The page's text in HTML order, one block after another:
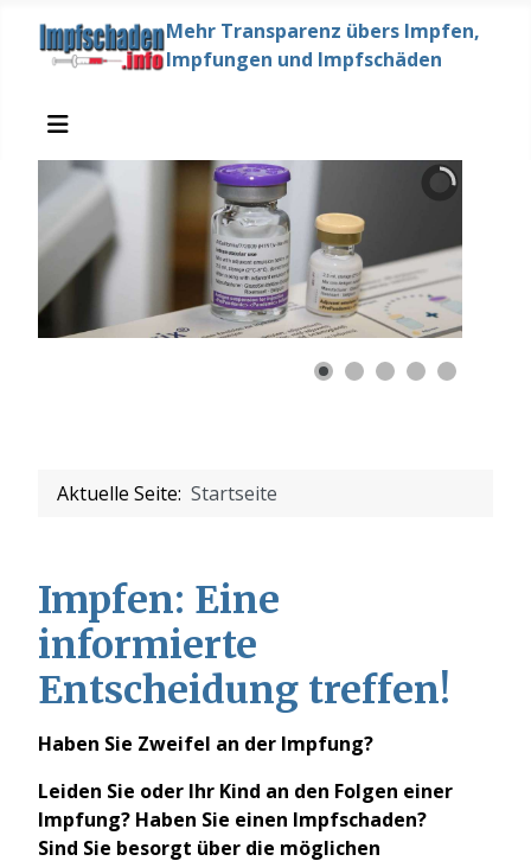
Mehr Transparenz übers Impfen,
Impfungen und Impfschäden
Aktuelle Seite: Startseite
Impfen: Eine
informierte
Entscheidung treffen!
Haben Sie Zweifel an der Impfung?
Leiden Sie oder Ihr Kind an den Folgen einer
Impfung? Haben Sie einen Impfschaden?
Sind Sie besorgt über die möglichen